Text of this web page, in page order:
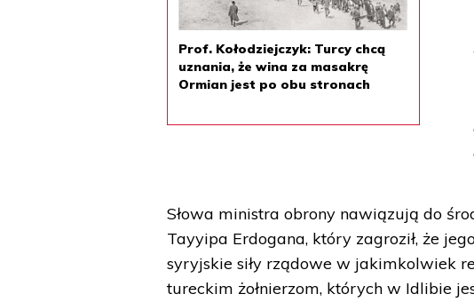
Prof. Kołodziejczyk: Turcy chcą
uznania, że wina za masakrę
Ormian jest po obu stronach
Słowa ministra obrony nawiązują do
Tayyipa Erdogana, który zagroził, że
syryjskie siły rządowe w jakimkolwiek
tureckim żołnierzom, których w Idlibie